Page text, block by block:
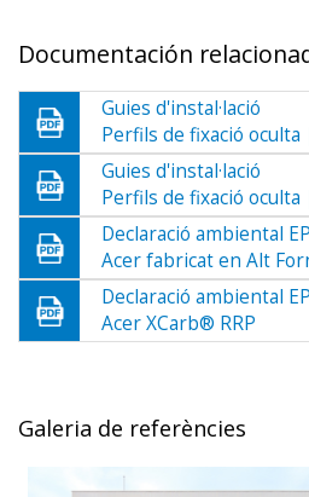
Documentación
Guies d'instal·lació
Perfils de fixació
Guies d'instal·lació
Perfils de fixació
Declaració ambiental
Acer fabricat en Alt
Declaració ambiental
Acer XCarb® RRP
Galeria de referències